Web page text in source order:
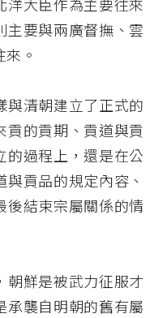
洋大臣作為主要往來
主要與兩廣督撫、雲
。
與清朝建立了正式的
貢的貢期、貢道與貢
的過程上，還是在公
貢品的規定內容、
後結束宗屬關係的情
朝鮮是被武力征服才
承襲自明朝的舊有屬